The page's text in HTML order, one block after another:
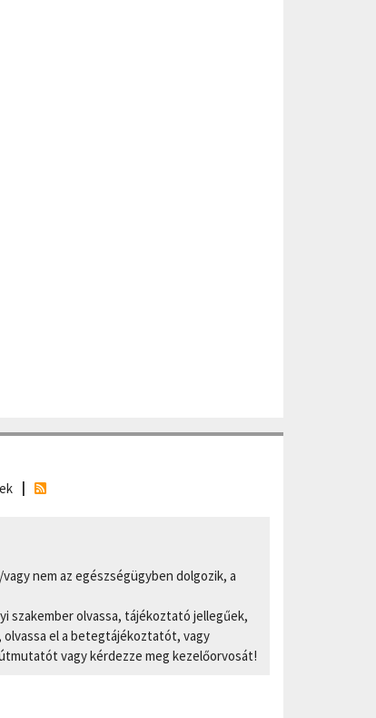
nem az egészségügyben dolgozik, a
szakember olvassa, tájékoztató jellegűek,
el a betegtájékoztatót, vagy
vagy kérdezze meg kezelőorvosát!